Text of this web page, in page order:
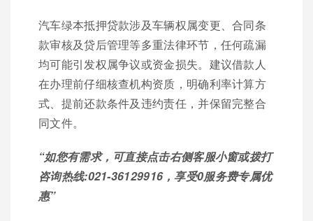
汽车绿本抵押贷款涉及车辆权属变更、合同条
款审核及贷后管理等多重法律环节，任何疏漏
均可能引发权属争议或资金损失。建议借款人
在办理前仔细核查机构资质，明确利率计算方
式、提前还款条件及违约责任，并保留完整合
同文件。
“如您有需求，可直接点击右侧客服小窗或拨打
咨询热线:021-36129916，享受0服务费专属优
惠”